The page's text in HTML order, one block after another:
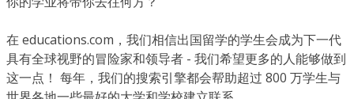
在 educations.com，我们相信出国留学的学生会成为下一代
具有全球视野的冒险家和领导者 - 我们希望更多的人能够做到
这一点！ 每年，我们的搜索引擎都会帮助超过 800 万学生与